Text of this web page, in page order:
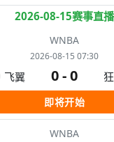
2026-08-15赛事直播
WNBA
2026-08-15 07:30
飞翼 0 - 0
即将开始
WNBA